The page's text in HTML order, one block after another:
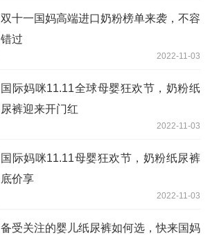
双十一国妈高端进口奶粉榜单来袭，不容
错过
2022-11-03
国际妈咪11.11全球母婴狂欢节，奶粉纸
尿裤迎来开门红
2022-11-03
国际妈咪11.11母婴狂欢节，奶粉纸尿裤
底价享
2022-11-03
备受关注的婴儿纸尿裤如何选，快来国妈